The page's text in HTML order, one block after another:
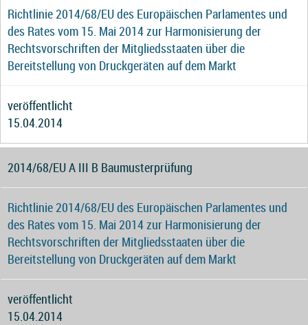
Richtlinie 2014/68/EU des Europäischen Parlamentes und
des Rates vom 15. Mai 2014 zur Harmonisierung der
Rechtsvorschriften der Mitgliedsstaaten über die
Bereitstellung von Druckgeräten auf dem Markt
veröffentlicht
15.04.2014
2014/68/EU A III B Baumusterprüfung
Richtlinie 2014/68/EU des Europäischen Parlamentes und
des Rates vom 15. Mai 2014 zur Harmonisierung der
Rechtsvorschriften der Mitgliedsstaaten über die
Bereitstellung von Druckgeräten auf dem Markt
veröffentlicht
15.04.2014